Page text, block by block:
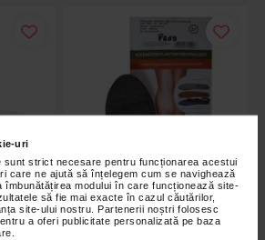
uri
sunt strict necesare pentru funcționarea acestui
care ne ajută să înțelegem cum se navighează
îmbunătățirea modului în care funcționează site-
să fie mai exacte în cazul căutărilor,
site-ului nostru. Partenerii noștri folosesc
a oferi publicitate personalizată pe baza
nr. 193, Sector 1
branturilor personalizate.
direct online, deoarece
efectuarea amprentarii plantare intr-